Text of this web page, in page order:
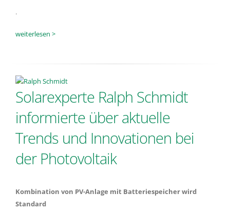
.
weiterlesen >
Solarexperte Ralph Schmidt
informierte über aktuelle
Trends und Innovationen bei
der Photovoltaik
Kombination von PV-Anlage mit Batteriespeicher wird
Standard